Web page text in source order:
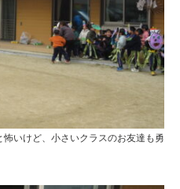
怖いけど、小さいクラスのお友達も勇